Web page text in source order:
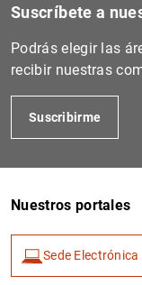
Suscríbete a
Podrás elegir las
recibir nuestras
Suscribirme
Nuestros portales
Sede Electrónica